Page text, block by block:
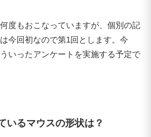
度もおこなっていますが、個別の記
今回初なので第1回とします。今
いったアンケートを実施する予定で
いるマウスの形状は？